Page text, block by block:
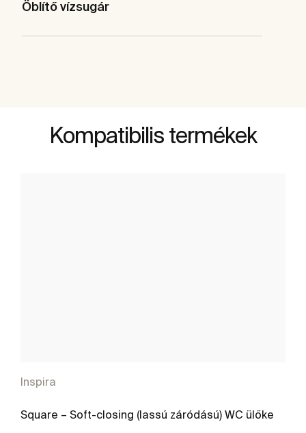
Öblítő vízsugár
Kompatibilis termékek
Inspira
Square – Soft-closing (lassú záródású) WC ülőke